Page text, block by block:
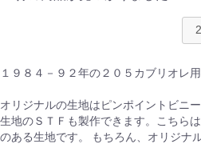
１９８４－９２年の２０５カブリオレ
オリジナルの生地はピンポイントビニ
生地のＳＴＦも製作できます。こちら
のある生地です。 もちろん、オリジナ